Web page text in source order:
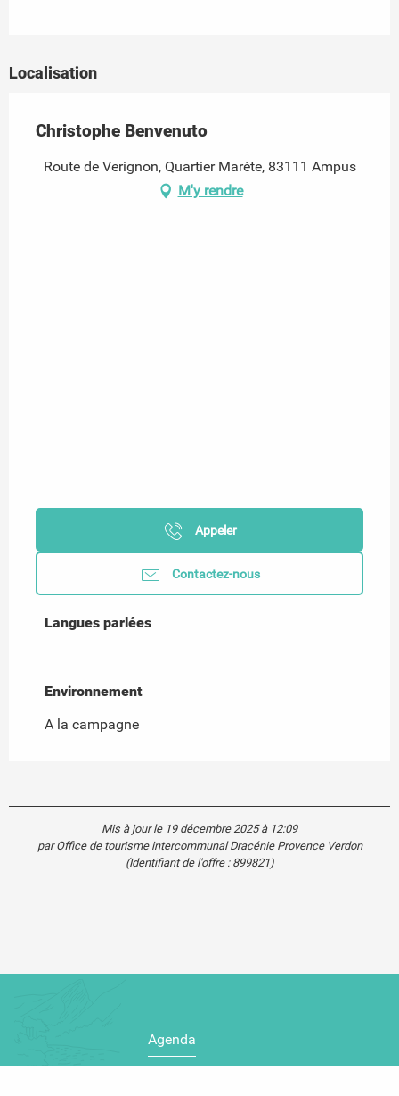
Localisation
Christophe Benvenuto
Route de Verignon, Quartier Marète, 83111 Ampus
M'y rendre
Appeler
Contactez-nous
Langues parlées
Langues parlées
Environnement
Environnement
A la campagne
Mis à jour le 19 décembre 2025 à 12:09
par Office de tourisme intercommunal Dracénie Provence Verdon
(Identifiant de l'offre : 899821)
Agenda